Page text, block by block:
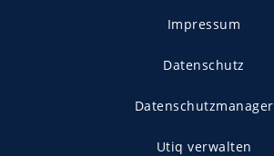
Impressum
Datenschutz
Datenschutzmanager
Utiq verwalten